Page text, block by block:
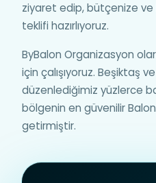
ziyaret edip, bütçenize ve
teklifi hazırlıyoruz.
ByBalon Organizasyon
için çalışıyoruz. Beşiktaş
düzenlediğimiz yüzlerce
bölgenin en güvenilir
getirmiştir.